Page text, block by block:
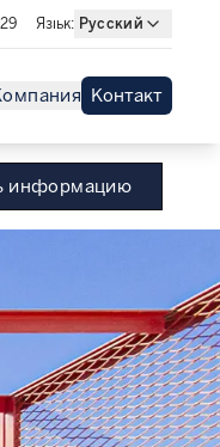
Язык: Русский
Контакт
информацию